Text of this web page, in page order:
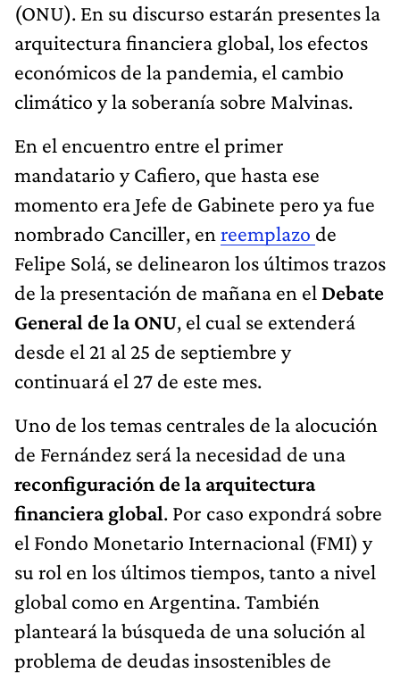
(ONU). En su discurso estarán presentes la
arquitectura financiera global, los efectos
económicos de la pandemia, el cambio
climático y la soberanía sobre Malvinas.
En el encuentro entre el primer
mandatario y Cafiero, que hasta ese
momento era Jefe de Gabinete pero ya fue
nombrado Canciller, en reemplazo de
Felipe Solá, se delinearon los últimos trazos
de la presentación de mañana en el Debate
General de la ONU, el cual se extenderá
desde el 21 al 25 de septiembre y
continuará el 27 de este mes.
Uno de los temas centrales de la alocución
de Fernández será la necesidad de una
reconfiguración de la arquitectura
financiera global. Por caso expondrá sobre
el Fondo Monetario Internacional (FMI) y
su rol en los últimos tiempos, tanto a nivel
global como en Argentina. También
planteará la búsqueda de una solución al
problema de deudas insostenibles de